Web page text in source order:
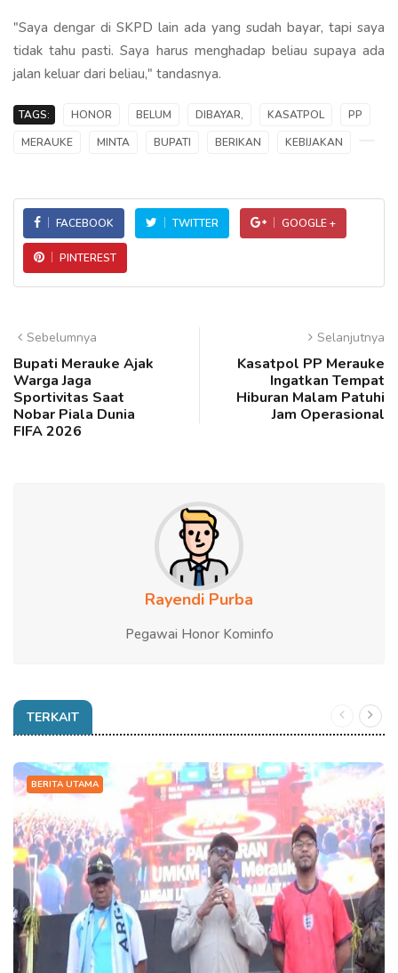
"Saya dengar di SKPD lain ada yang sudah bayar, tapi saya
tidak tahu pasti. Saya harus menghadap beliau supaya ada
jalan keluar dari beliau," tandasnya.
TAGS: HONOR BELUM DIBAYAR, KASATPOL
PP
MERAUKE
MINTA BUPATI BERIKAN KEBIJAKAN
FACEBOOK TWITTER GOOGLE +
PINTEREST
Sebelumnya
Bupati Merauke Ajak
Warga Jaga
Sportivitas Saat
Nobar Piala Dunia
FIFA 2026
Selanjutnya
Kasatpol PP Merauke
Ingatkan Tempat
Hiburan Malam Patuhi
Jam Operasional
Rayendi Purba
Pegawai Honor Kominfo
TERKAIT
BERITA UTAMA